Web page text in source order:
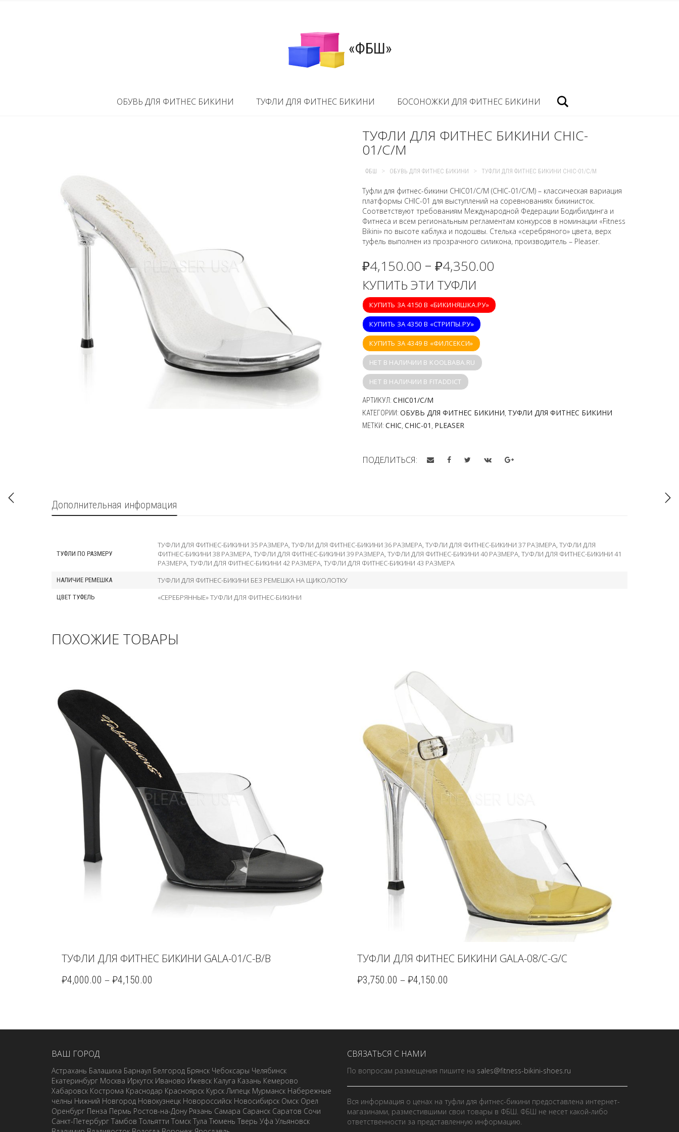
«ФБШ»
ОБУВЬ ДЛЯ ФИТНЕС БИКИНИ ТУФЛИ ДЛЯ ФИТНЕС БИКИНИ БОСОНОЖКИ ДЛЯ ФИТНЕС БИКИНИ
ТУФЛИ ДЛЯ ФИТНЕС БИКИНИ CHIC-
01/C/M
ФБШ > ОБУВЬ ДЛЯ ФИТНЕС БИКИНИ > ТУФЛИ ДЛЯ ФИТНЕС БИКИНИ CHIC-01/C/M
Туфли для фитнес-бикини CHIC01/C/M (CHIC-01/C/M) – классическая вариация
платформы CHIC-01 для выступлений на соревнованиях бикинисток.
Соответствуют требованиям Международной Федерации Бодибилдинга и
Фитнеса и всем региональным регламентам конкурсов в номинации «Fitness
Bikini» по высоте каблука и подошвы. Стелька «серебряного» цвета, верх
туфель выполнен из прозрачного силикона, производитель – Pleaser.
₽4,150.00 – ₽4,350.00
КУПИТЬ ЭТИ ТУФЛИ
КУПИТЬ ЗА 4150 В «БИКИНЯШКА.РУ»
КУПИТЬ ЗА 4350 В «СТРИПЫ.РУ»
КУПИТЬ ЗА 4349 В «ФИЛСЕКСИ»
НЕТ В НАЛИЧИИ В KOOLBABA.RU
НЕТ В НАЛИЧИИ В FITADDICT
АРТИКУЛ: CHIC01/C/M
КАТЕГОРИИ: ОБУВЬ ДЛЯ ФИТНЕС БИКИНИ ТУФЛИ ДЛЯ ФИТНЕС БИКИНИ
МЕТКИ: CHIC CHIC-01 PLEASER
ПОДЕЛИТЬСЯ:
Дополнительная информация
ТУФЛИ ПО РАЗМЕРУ
ТУФЛИ ДЛЯ ФИТНЕС-БИКИНИ 35 РАЗМЕРА, ТУФЛИ ДЛЯ ФИТНЕС-БИКИНИ 36 РАЗМЕРА, ТУФЛИ ДЛЯ ФИТНЕС-БИКИНИ 37 РАЗМЕРА, ТУФЛИ ДЛЯ
ФИТНЕС-БИКИНИ 38 РАЗМЕРА, ТУФЛИ ДЛЯ ФИТНЕС-БИКИНИ 39 РАЗМЕРА, ТУФЛИ ДЛЯ ФИТНЕС-БИКИНИ 40 РАЗМЕРА, ТУФЛИ ДЛЯ ФИТНЕС-БИКИНИ 41
РАЗМЕРА, ТУФЛИ ДЛЯ ФИТНЕС-БИКИНИ 42 РАЗМЕРА, ТУФЛИ ДЛЯ ФИТНЕС-БИКИНИ 43 РАЗМЕРА
НАЛИЧИЕ РЕМЕШКА ТУФЛИ ДЛЯ ФИТНЕС-БИКИНИ БЕЗ РЕМЕШКА НА ЩИКОЛОТКУ
ЦВЕТ ТУФЕЛЬ «СЕРЕБРЯННЫЕ» ТУФЛИ ДЛЯ ФИТНЕС-БИКИНИ
ПОХОЖИЕ ТОВАРЫ
ТУФЛИ ДЛЯ ФИТНЕС БИКИНИ GALA-01/C-B/B
₽4,000.00 – ₽4,150.00
ТУФЛИ ДЛЯ ФИТНЕС БИКИНИ GALA-08/C-G/C
₽3,750.00 – ₽4,150.00
ВАШ ГОРОД
Астрахань Балашиха Барнаул Белгород Брянск Чебоксары Челябинск
Екатеринбург Москва Иркутск Иваново Ижевск Калуга Казань Кемерово
Хабаровск Кострома Краснодар Красноярск Курск Липецк Мурманск Набережные
челны Нижний Новгород Новокузнецк Новороссийск Новосибирск Омск Орел
Оренбург Пенза Пермь Ростов-на-Дону Рязань Самара Саранск Саратов Сочи
Санкт-Петербург Тамбов Тольятти Томск Тула Тюмень Тверь Уфа Ульяновск
СВЯЗАТЬСЯ С НАМИ
По вопросам размещения пишите на sales@fitness-bikini-shoes.ru
Вся информация о ценах на туфли для фитнес-бикини предоставлена интернет-
магазинами, разместившими свои товары в ФБШ. ФБШ не несет какой-либо
ответственности за представленную информацию.